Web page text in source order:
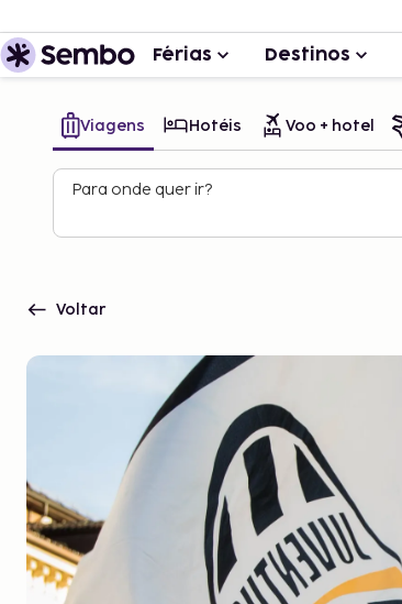
Férias Destinos
Viagens Hotéis Voo + hotel
Para onde quer ir?
Voltar